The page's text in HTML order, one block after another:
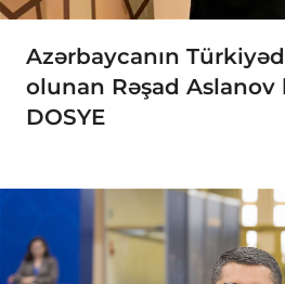
Azərbaycanın
olunan Rəşad
DOSYE